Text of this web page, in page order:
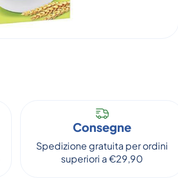
Consegne
Spedizione gratuita per ordini
superiori a €29,90